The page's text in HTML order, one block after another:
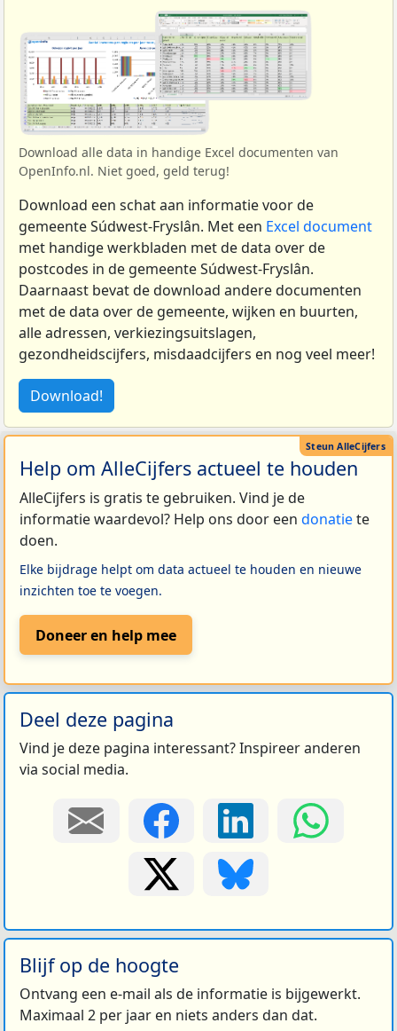
Download alle data in handige Excel documenten van
OpenInfo.nl. Niet goed, geld terug!
Download een schat aan informatie voor de
gemeente Súdwest-Fryslân. Met een Excel document
met handige werkbladen met de data over de
postcodes in de gemeente Súdwest-Fryslân.
Daarnaast bevat de download andere documenten
met de data over de gemeente, wijken en buurten,
alle adressen, verkiezingsuitslagen,
gezondheidscijfers, misdaadcijfers en nog veel meer!
Download!
Help om AlleCijfers actueel te houden
AlleCijfers is gratis te gebruiken. Vind je de
informatie waardevol? Help ons door een donatiete
doen.
Elke bijdrage helpt om data actueel te houden en nieuwe
inzichten toe te voegen.
Doneer en help mee
Deel deze pagina
Vind je deze pagina interessant? Inspireer anderen
via social media.
Blijf op de hoogte
Ontvang een e-mail als de informatie is bijgewerkt.
Maximaal 2 per jaar en niets anders dan dat.